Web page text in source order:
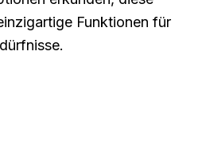
Funktionen für